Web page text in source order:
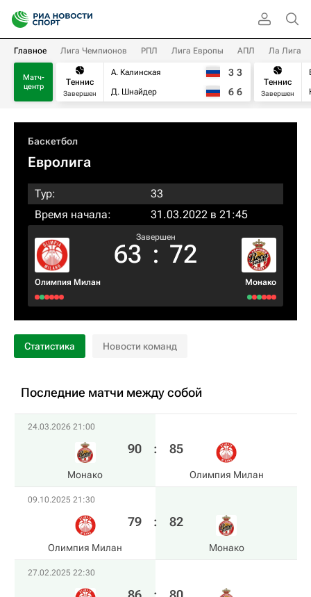
Главное Лига Чемпионов РПЛ Лига Европы АПЛ Ла Лига
Матч-
центр
Теннис
Завершен
А. Калинская
Д. Шнайдер
3 3
6 6
Теннис
Завершен
Баскетбол
Евролига
Тур:
33
Время начала:
31.03.2022 в 21:45
Олимпия Милан
Завершен
63 : 72
Монако
Статистика Новости команд
Последние матчи между собой
24.03.2026 21:00
Монако
90 : 85
Олимпия Милан
09.10.2025 21:30
Олимпия Милан
79 : 82
Монако
27.02.2025 22:30